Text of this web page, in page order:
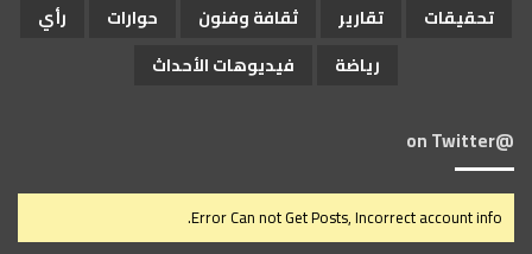
تحقيقات
تقارير ثقافة وفنون حوارات
رأي
رياضة
فيديوهات الأحداث
@on Twitter
Error Can not Get Posts, Incorrect account info.